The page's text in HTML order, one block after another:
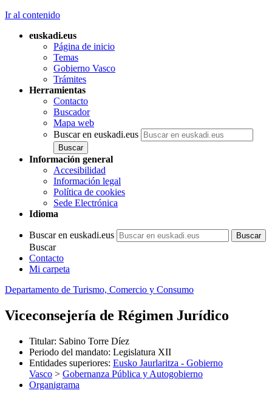
Ir al contenido
euskadi.eus
Página de inicio
Temas
Gobierno Vasco
Trámites
Herramientas
Contacto
Buscador
Mapa web
Buscar en euskadi.eus
Información general
Accesibilidad
Información legal
Política de cookies
Sede Electrónica
Idioma
Buscar en euskadi.eus
Buscar
Contacto
Mi carpeta
Departamento de Turismo, Comercio y Consumo
Viceconsejería de Régimen Jurídico
Titular: Sabino Torre Díez
Periodo del mandato: Legislatura XII
Entidades superiores: Eusko Jaurlaritza - Gobierno
Vasco > Gobernanza Pública y Autogobierno
Organigrama